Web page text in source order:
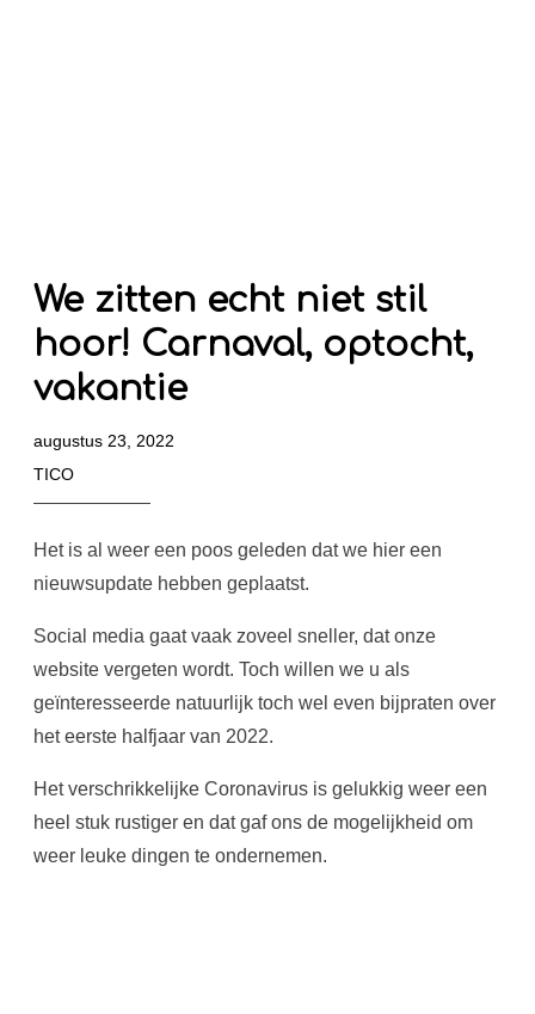
We zitten echt niet stil
hoor! Carnaval, optocht,
vakantie
augustus 23, 2022
TICO
Het is al weer een poos geleden dat we hier een
nieuwsupdate hebben geplaatst.
Social media gaat vaak zoveel sneller, dat onze
website vergeten wordt. Toch willen we u als
geïnteresseerde natuurlijk toch wel even bijpraten over
het eerste halfjaar van 2022.
Het verschrikkelijke Coronavirus is gelukkig weer een
heel stuk rustiger en dat gaf ons de mogelijkheid om
weer leuke dingen te ondernemen.